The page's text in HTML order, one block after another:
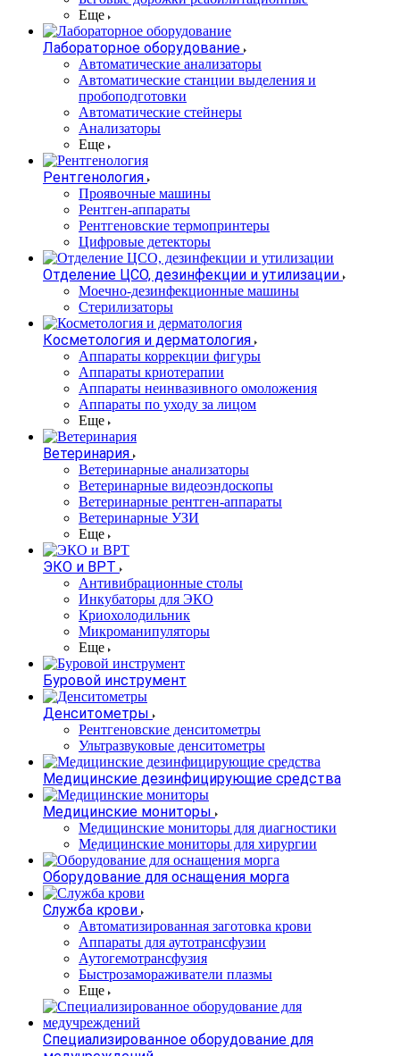
Еще
Лабораторное оборудование
Автоматические анализаторы
Автоматические станции выделения и
пробоподготовки
Автоматические стейнеры
Анализаторы
Еще
Рентгенология
Проявочные машины
Рентген-аппараты
Рентгеновские термопринтеры
Цифровые детекторы
Отделение ЦСО, дезинфекции и утилизации
Моечно-дезинфекционные машины
Стерилизаторы
Косметология и дерматология
Аппараты коррекции фигуры
Аппараты криотерапии
Аппараты неинвазивного омоложения
Аппараты по уходу за лицом
Еще
Ветеринария
Ветеринарные анализаторы
Ветеринарные видеоэндоскопы
Ветеринарные рентген-аппараты
Ветеринарные УЗИ
Еще
ЭКО и ВРТ
Антивибрационные столы
Инкубаторы для ЭКО
Криохолодильник
Микроманипуляторы
Еще
Буровой инструмент
Денситометры
Рентгеновские денситометры
Ультразвуковые денситометры
Медицинские дезинфицирующие средства
Медицинские мониторы
Медицинские мониторы для диагностики
Медицинские мониторы для хирургии
Оборудование для оснащения морга
Служба крови
Автоматизированная заготовка крови
Аппараты для аутотрансфузии
Аутогемотрансфузия
Быстрозамораживатели плазмы
Еще
Специализированное оборудование для